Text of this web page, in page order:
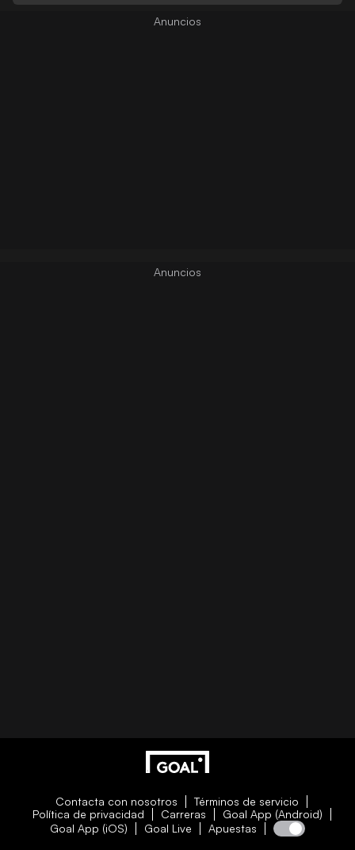
Contacta con nosotros
Términos de servicio
Política de privacidad
Carreras
Goal App (Android)
Goal App (iOS)
Goal Live Apuestas